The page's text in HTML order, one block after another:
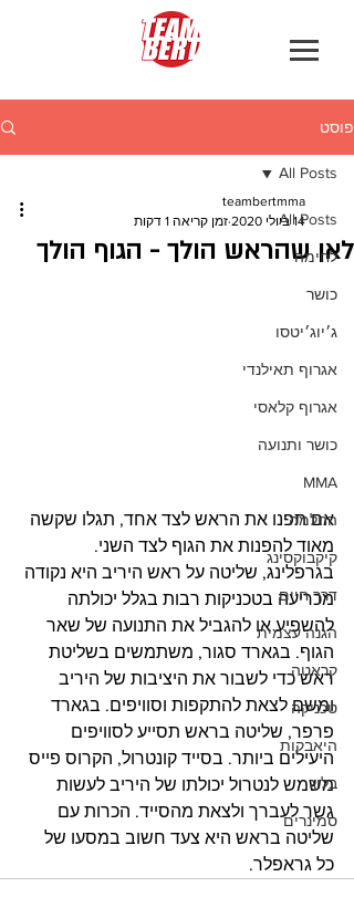
פוסט
All Posts
לחימה
כושר
ג׳יוג׳יטסו
אגרוף תאילנדי
אגרוף קלאסי
כושר ותנועה
MMA
החלמה
קיקבוקסינג
דרך חיים
הגנה עצמית
קראטה
טכניקה
היאבקות
בלוג
סמינרים
All Posts
לאן שהראש הולך - הגוף הולך
teambertmma
14 ביולי 2020
זמן קריאה 1 דקות
אם תפנו את הראש לצד אחד, תגלו שקשה
מאוד להפנות את הגוף לצד השני.
בגרפלינג, שליטה על ראש היריב היא נקודה
מכריעה בטכניקות רבות בגלל יכולתה
להשפיע או להגביל את התנועה של שאר
הגוף. בגארד סגור, משתמשים בשליטת
ראש כדי לשבור את היציבות של היריב
ומשם לצאת להתקפות וסוויפים. בגארד
פרפר, שליטה בראש תסייע לסוויפים
היעילים ביותר. בסייד קונטרול, הקרוס פייס
משמש לנטרול יכולתו של היריב לעשות
גשר לעברך ולצאת מהסייד. הכרות עם
שליטה בראש היא צעד חשוב במסעו של
כל גראפלר.